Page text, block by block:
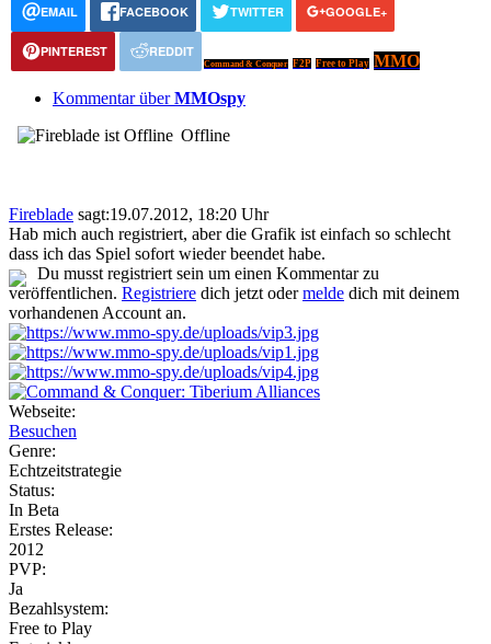
EMAIL FACEBOOK TWITTER GOOGLE+
PINTEREST REDDIT
Command & Conquer F2P Free to Play MMO
Kommentar überMMOspy
Offline
Fireblade sagt:19.07.2012, 18:20 Uhr
Hab mich auch registriert, aber die Grafik ist einfach so schlecht
dass ich das Spiel sofort wieder beendet habe.
Du musst registriert sein um einen Kommentar zu
veröffentlichen. Registriere dich jetzt odermelde dich mit deinem
vorhandenen Account an.
Webseite:
Besuchen
Genre:
Echtzeitstrategie
Status:
In Beta
Erstes Release:
2012
PVP:
Ja
Bezahlsystem:
Free to Play